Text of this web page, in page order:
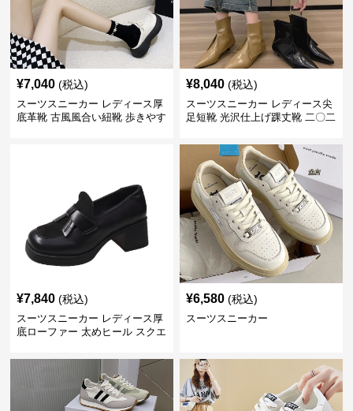
¥7,040 (税込)
スーツスニーカー レディース厚
底革靴 古風風合い紐靴 歩きやす
¥8,040 (税込)
スーツスニーカー レディース尖
足短靴 光沢仕上げ踝丈靴 二〇二
¥7,840 (税込)
スーツスニーカー レディース厚
底ローファー 太めヒール スクエ
¥6,580 (税込)
スーツスニーカー